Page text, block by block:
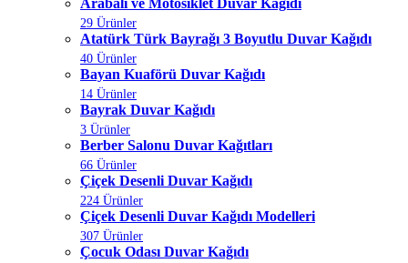
29 Ürünler
Atatürk Türk Bayrağı 3 Boyutlu Duvar Kağıdı
40 Ürünler
Bayan Kuaförü Duvar Kağıdı
14 Ürünler
Bayrak Duvar Kağıdı
3 Ürünler
Berber Salonu Duvar Kağıtları
66 Ürünler
Çiçek Desenli Duvar Kağıdı
224 Ürünler
Çiçek Desenli Duvar Kağıdı Modelleri
307 Ürünler
Çocuk Odası Duvar Kağıdı